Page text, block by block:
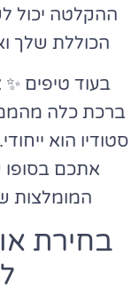
ההקלטה יכול
הכוללת שלך
בעוד טיפים ✨
ברכת כלה
סטודיו הוא
אתכם
המומלצות
בחירת